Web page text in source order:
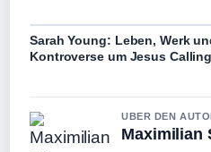
Sarah Young: Leben, Werk
Kontroverse um Jesus Calling
UBER DEN
Maximilian